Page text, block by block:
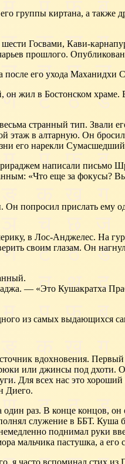
группы киртана, а
шести Госвами, Кави-
прошлого.
его ухода Маханидхи
он жил в Бостонском
странный тип. Звали
этаж в алтарную. Он
его нарекли
написали
«Что еще за фокусы?
попросил прислать ему
в Лос-Анджелес. На
своим глазам. Он
«Это Кушакратха
из самых выдающихся
вдохновения. Первый
или джинсы под дхоти.
Для всех нас это
Диего.
один раз. В конце концов,
служение в ББТ.
поднимал
мальчика пастушка, а